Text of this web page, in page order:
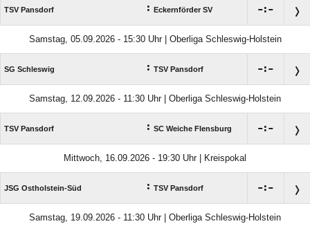
TSV Pansdorf : Eckernförder SV :
Samstag, 05.09.2026 - 15:30 Uhr | Oberliga Schleswig-Holstein
SG Schleswig : TSV Pansdorf :
Samstag, 12.09.2026 - 11:30 Uhr | Oberliga Schleswig-Holstein
TSV Pansdorf : SC Weiche Flensburg :
Mittwoch, 16.09.2026 - 19:30 Uhr | Kreispokal
JSG Ostholstein-Süd : TSV Pansdorf :
Samstag, 19.09.2026 - 11:30 Uhr | Oberliga Schleswig-Holstein